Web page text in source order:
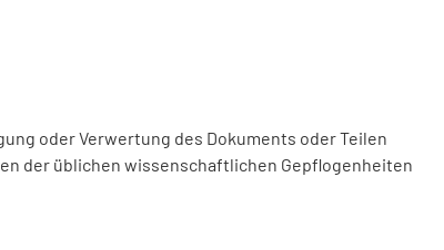
oder Verwertung des Dokuments oder Teilen
der üblichen wissenschaftlichen Gepflogenheiten